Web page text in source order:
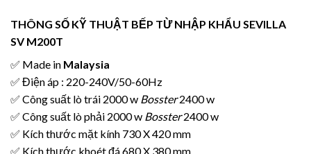
THÔNG SỐ KỸ THUẬT BẾP TỪ NHẬP KHẨU SEVILLA
SV M200T
✅ Made in Malaysia
✅ Điện áp : 220-240V/50-60Hz
✅ Công suất lò trái 2000 w Bosster2400 w
✅ Công suất lò phải 2000 w Bosster2400 w
✅ Kích thước mặt kính 730 X 420 mm
✅ Kích thước khoét đá 680 X 380 mm